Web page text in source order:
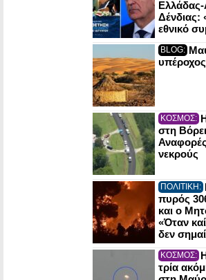
Ελλάδας-
Δένδιας:
εθνικό
BLOG:
ΚΟΣΜΟΣ:
στη
νεκρούς
ΠΟΛΙΤΙΚΗ:
πυρός
και ο
«Όταν
δεν
ΚΟΣΜΟΣ:
τρία